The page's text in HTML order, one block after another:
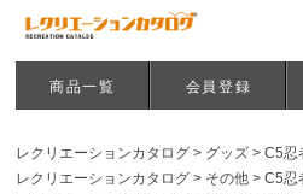
商品一覧 会員登録
レクリエーションカタログ > グッズ >C5忍
レクリエーションカタログ > その他 >C5忍